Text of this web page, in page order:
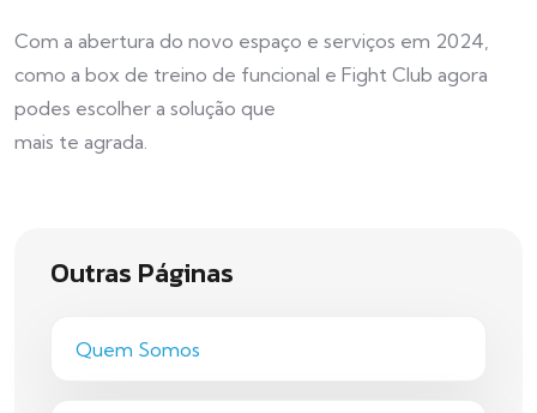
Com a abertura do novo espaço e serviços em 2024,
como a box de treino de funcional e Fight Club agora
podes escolher a solução que
mais te agrada.
Outras Páginas
Quem Somos